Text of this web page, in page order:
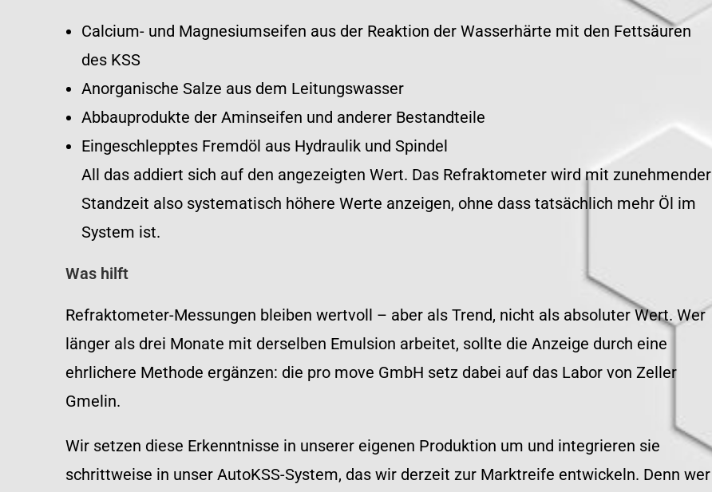
Calcium- und Magnesiumseifen aus der Reaktion der Wasserhärte mit den Fettsäuren
des KSS
Anorganische Salze aus dem Leitungswasser
Abbauprodukte der Aminseifen und anderer Bestandteile
Eingeschlepptes Fremdöl aus Hydraulik und Spindel
All das addiert sich auf den angezeigten Wert. Das Refraktometer wird mit zunehmender
Standzeit also systematisch höhere Werte anzeigen, ohne dass tatsächlich mehr Öl im
System ist.
Was hilft
Refraktometer-Messungen bleiben wertvoll – aber als Trend, nicht als absoluter Wert. Wer
länger als drei Monate mit derselben Emulsion arbeitet, sollte die Anzeige durch eine
ehrlichere Methode ergänzen: die pro move GmbH setz dabei auf das Labor von Zeller
Gmelin.
Wir setzen diese Erkenntnisse in unserer eigenen Produktion um und integrieren sie
schrittweise in unser AutoKSS-System, das wir derzeit zur Marktreife entwickeln. Denn wer